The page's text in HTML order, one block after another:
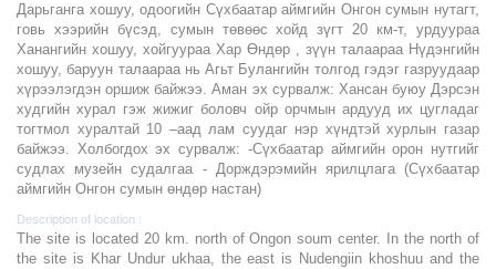
Дарьганга хошуу, одоогийн Сүхбаатар аймгийн Онгон сумын нутагт,
говь хээрийн бүсэд, сумын төвөөс хойд зүгт 20 км-т, урдуураа
Ханангийн хошуу, хойгуураа Хар Өндөр , зүүн талаараа Нүдэнгийн
хошуу, баруун талаараа нь Агьт Булангийн толгод гэдэг газруудаар
хүрээлэгдэн оршиж байжээ. Аман эх сурвалж: Хансан буюу Дэрсэн
худгийн хурал гэж жижиг боловч ойр орчмын ардууд их цугладаг
тогтмол хуралтай 10 –аад лам суудаг нэр хүндтэй хурлын газар
байжээ. Холбогдох эх сурвалж: -Сүхбаатар аймгийн орон нутгийг
судлах музейн судалгаа - Дорждэрэмийн ярилцлага (Сүхбаатар
аймгийн Онгон сумын өндөр настан)
Description of location :
The site is located 20 km. north of Ongon soum center. In the north of
the site is Khar Undur ukhaa, the east is Nudengiin khoshuu and the